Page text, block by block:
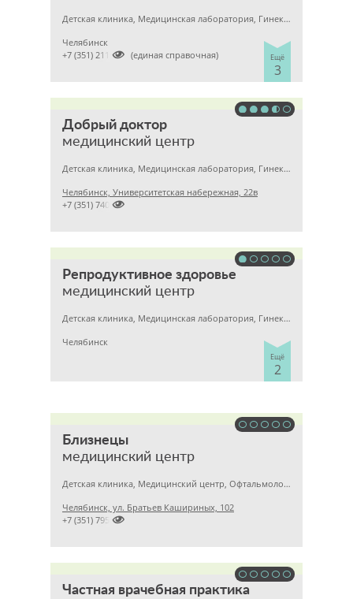
Детская клиника, Медицинская лаборатория, Гинекология
Ещё
3
Челябинск

+7 (351) 2112303 (единая справочная)
Добрый доктор
медицинский центр
Детская клиника, Медицинская лаборатория, Гинекология
Челябинск, Университетская набережная, 22в

+7 (351) 7405750
Репродуктивное здоровье
медицинский центр
Детская клиника, Медицинская лаборатория, Гинекология
Ещё
2
Челябинск
Близнецы
медицинский центр
Детская клиника, Медицинский центр, Офтальмология
Челябинск, ул. Братьев Кашириных, 102

+7 (351) 7957633
Частная врачебная практика